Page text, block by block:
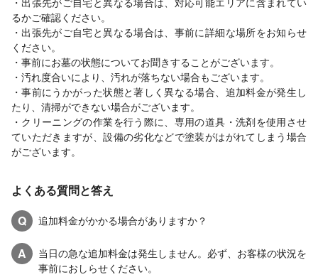
るかご確認ください。
・出張先がご自宅と異なる場合は、事前に詳細な場所をお知らせ
ください。
・事前にお墓の状態についてお聞きすることがございます。
・汚れ度合いにより、汚れが落ちない場合もございます。
・事前にうかがった状態と著しく異なる場合、追加料金が発生し
たり、清掃ができない場合がございます。
・クリーニングの作業を行う際に、専用の道具・洗剤を使用させ
ていただきますが、設備の劣化などで塗装がはがれてしまう場合
がございます。
よくある質問と答え
Q
追加料金がかかる場合がありますか？
A
当日の急な追加料金は発生しません。必ず、お客様の状況を
事前におしらせください。